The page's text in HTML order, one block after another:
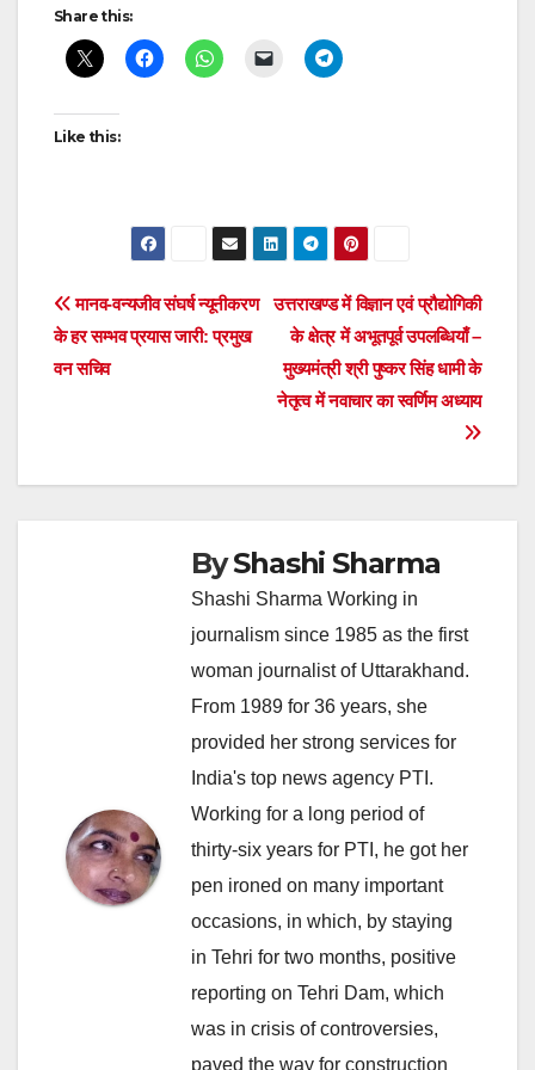
navigation
Share this:
Like this:
Post
navigation
उत्तराखण्ड में विज्ञान एवं प्रौद्योगिकी
के क्षेत्र में अभूतपूर्व उपलब्धियाँ –
मुख्यमंत्री श्री पुष्कर सिंह धामी के
नेतृत्व में नवाचार का स्वर्णिम अध्याय
मानव-वन्यजीव संघर्ष न्यूनीकरण
के हर सम्भव प्रयास जारी: प्रमुख
वन सचिव
ByShashi Sharma
Shashi Sharma Working in
journalism since 1985 as the first
woman journalist of Uttarakhand.
From 1989 for 36 years, she
provided her strong services for
India's top news agency PTI.
Working for a long period of
thirty-six years for PTI, he got her
pen ironed on many important
occasions, in which, by staying
in Tehri for two months, positive
reporting on Tehri Dam, which
was in crisis of controversies,
paved the way for construction